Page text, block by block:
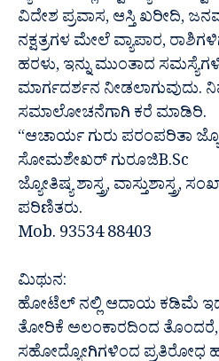
ವಿದೇಶ ಪ್ರವಾಸ, ಆಸ್ತಿ ಖರೀದಿ,
ನಕ್ಷತ್ರಗಳ ಮೇಲೆ ವ್ಯಾಪಾರ,
ಹರಳು, ಇನ್ನು ಮುಂತಾದ
ಮಾರ್ಗದರ್ಶನ ನೀಡಲಾಗುವುದು.
ಸಮಾಲೋಚನೆಗಾಗಿ ಕರೆ ಮಾಡಿರಿ.
“ಆಚಾರ್ಯ ಗುರು ಪರಂಪರಿತಾ
ಸೋಮಶೇಖರ್ ಗುರೂಜಿB.Sc
ಜ್ಯೋತಿಷ್ಯ ಶಾಸ್ತ್ರ, ವಾಸ್ತುಶಾಸ್ತ್ರ,
ಪರಿಣಿತರು.
Mob. 93534 88403
ಮಿಥುನ:
ಹೋಟೆಲ್ ನಲ್ಲಿ ಆದಾಯ ಕಡಿಮೆ
ತೋರಿಕೆ ಅಲಂಕಾರದಿಂದ ತೊಂದರೆ,
ಸಹೋದ್ಯೋಗಿಗಳಿಂದ ಪ್ರತಿರೋಧ